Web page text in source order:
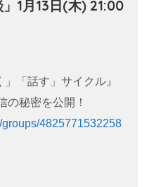
」1月13日(木) 21:00
」「話す」サイクル』
秘密を公開！
4825771532258